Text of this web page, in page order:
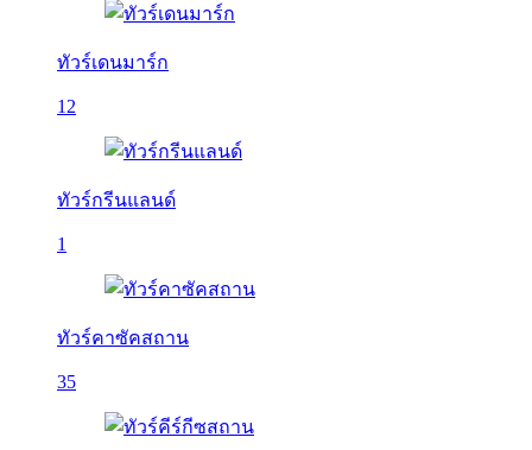
ทัวร์เดนมาร์ก
12
ทัวร์กรีนแลนด์
1
ทัวร์คาซัคสถาน
35